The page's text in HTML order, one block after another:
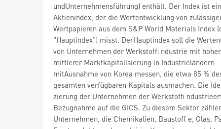
undUnternehmensführung) enthält. Der Index ist ein
Aktienindex, der die Wertentwicklung von
Wertpapieren aus dem S&P World Materials Index
"Hauptindex") misst. DerHauptindex soll die
von Unternehmen der Werkstoffi ndustrie mit
mittlerer Marktkapitalisierung in Industrieländern
mitAusnahme von Korea messen, die etwa 85 %
gesamten verfügbaren Kapitals ausmachen. Die
zierung der Unternehmen der Werkstoffi
Bezugnahme auf die GICS. Zu diesem Sektor
Unternehmen, die Chemikalien, Baustoff e, Glas,